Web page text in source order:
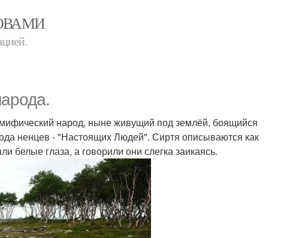
народ, ныне живущий под землёй, боящийся
ненцев - "Настоящих Людей". Сиртя описываются как
белые глаза, а говорили они слегка заикаясь.